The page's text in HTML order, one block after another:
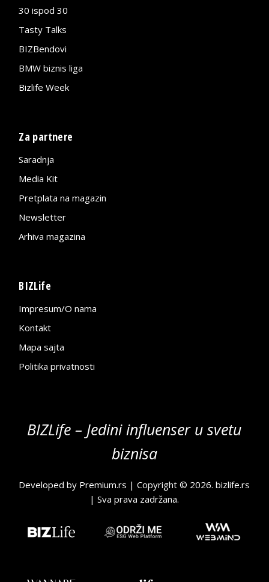
30 ispod 30
Tasty Talks
BIZBendovi
BMW biznis liga
Bizlife Week
Za partnere
Saradnja
Media Kit
Pretplata na magazin
Newsletter
Arhiva magazina
BIZLife
Impresum/O nama
Kontakt
Mapa sajta
Politika privatnosti
BIZLife – Jedini influenser u svetu
biznisa
Developed by Premium.rs | Copyright © 2026.bizlife.rs
| Sva prava zadržana.